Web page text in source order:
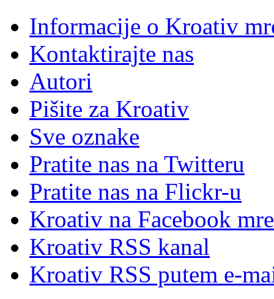
Informacije o Kroativ
Kontaktirajte nas
Autori
Pišite za Kroativ
Sve oznake
Pratite nas na Twitteru
Pratite nas na Flickr-u
Kroativ na Facebook
Kroativ RSS kanal
Kroativ RSS putem e-